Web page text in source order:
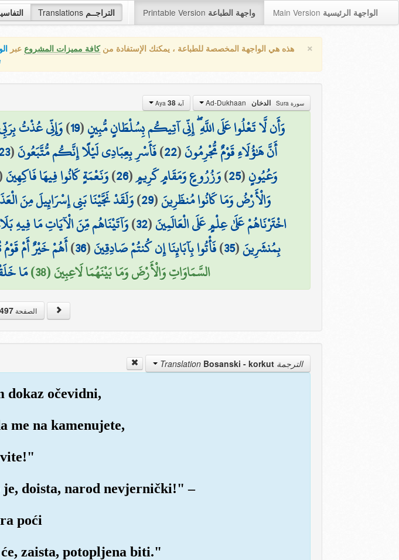
Translations التراجــم Printable Version واجهة الطباعة Main Version الواجهة الرئيسية
× هذه هي الواجهة المخصصة للطباعة ، يمكنك الإستفادة منكافة مميزات المشروع عبر
سورة Sura الدخان آية Aya 38
وَأَن لَّا تَعْلُوا عَلَى اللَّهِ ۖ إِنِّي آتِيكُم بِسُلْطَانٍ مُّبِينٍ(
19
)وَإِنِّي عُذْتُ
أَنَّ هَٰؤُلَاءِ قَوْمٌ مُّجْرِمُونَ(
22
)فَأَسْرِ بِعِبَادِي لَيْلًا إِنَّكُم مُّتَّبَعُونَ(
وَعُيُونٍ(
25
)وَزُرُوعٍ وَمَقَامٍ كَرِيمٍ(
26
)وَنَعْمَةٍ كَانُوا فِيهَا فَاكِهِينَ
وَالْأَرْضُ وَمَا كَانُوا مُنظَرِينَ(
29
)وَلَقَدْ نَجَّيْنَا بَنِي إِسْرَائِيلَ مِنَ
اخْتَرْنَاهُمْ عَلَىٰ عِلْمٍ عَلَى الْعَالَمِينَ(
32
)وَآتَيْنَاهُم مِّنَ الْآيَاتِ مَا فِيهِ
بِمُنشَرِينَ(
35
)فَأْتُوا بِآبَائِنَا إِن كُنتُمْ صَادِقِينَ(
36
)أَهُمْ خَيْرٌ أَمْ
السَّمَاوَاتِ وَالْأَرْضَ وَمَا بَيْنَهُمَا لَاعِبِينَ (38)
مَا
الصفحة Page497
الترجمة Translation Bosanski - korkut
dokaz očevidni,
me na kamenujete,
je, doista, narod nevjernički!" –
poći
zaista, potopljena biti."